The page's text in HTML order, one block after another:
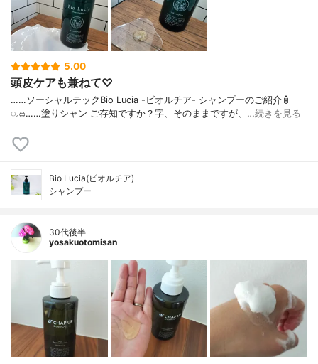
5.00
頭皮ケアも兼ねて♡
……⁡⁡⁡ソーシャルテックBio Lucia -ビオルチア- シャンプー⁡のご紹介🧴‎
◌𓈒𓐍⁡……⁡⁡⁡⁡塗りシャン ご存知ですか？⁡⁡⁡⁡字、そのままですが、…続きを見る
Bio Lucia(ビオルチア)
シャンプー
30代後半
yosakuotomisan